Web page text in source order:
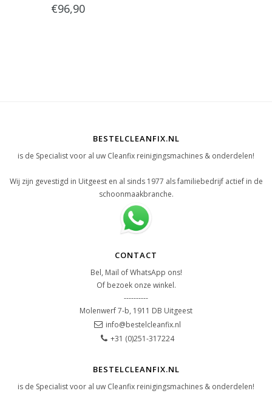
€96,90
BESTELCLEANFIX.NL
is de Specialist voor al uw Cleanfix reinigingsmachines & onderdelen!
Wij zijn gevestigd in Uitgeest en al sinds 1977 als familiebedrijf actief in de
schoonmaakbranche.
CONTACT
Bel, Mail of WhatsApp ons!
Of bezoek onze winkel.
----------
Molenwerf 7-b, 1911 DB Uitgeest
info@bestelcleanfix.nl
+31 (0)251-317224
BESTELCLEANFIX.NL
is de Specialist voor al uw Cleanfix reinigingsmachines & onderdelen!